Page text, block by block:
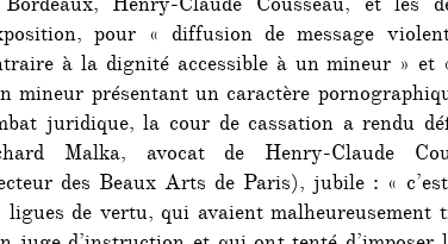
Henry-Claude Cousseau, et les
pour « diffusion de message
à la dignité accessible à un mineur » et
mineur présentant un caractère
juridique, la cour de cassation a rendu
Malka, avocat de Henry-Claude
des Beaux Arts de Paris), jubile : «
ligues de vertu, qui avaient malheureusement